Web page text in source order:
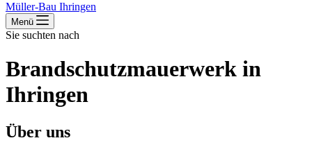
Müller-Bau Ihringen
Menü
Sie suchten nach
Brandschutzmauerwerk in
Ihringen
Über uns